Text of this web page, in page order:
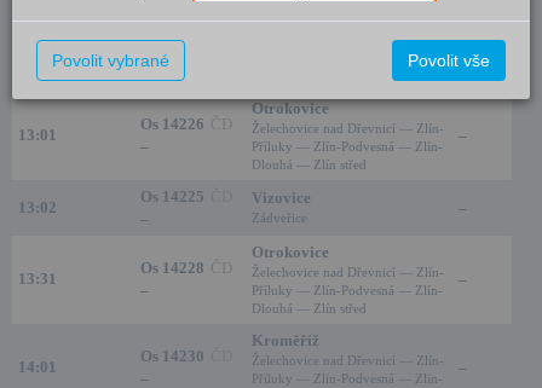
Čas/Aktuální Vlak/Linka Cíl/Přes Kolej
12:30
Os 14223
–
13:01
Os 14226 ČD
–
Otrokovice
Želechovice nad Dřevnicí — Zlín-
Příluky — Zlín-Podvesná — Zlín-
Dlouhá — Zlín střed
–
13:02
Os 14225
–
Vizovice
Zádveřice
–
13:31
Os 14228 ČD
–
Otrokovice
Želechovice nad Dřevnicí — Zlín-
Příluky — Zlín-Podvesná — Zlín-
Dlouhá — Zlín střed
–
14:01
Os 14230
–
Kroměříž
Želechovice nad Dřevnicí — Zlín-
Příluky — Zlín-Podvesná — Zlín-
–
Povolit vybrané Povolit vše